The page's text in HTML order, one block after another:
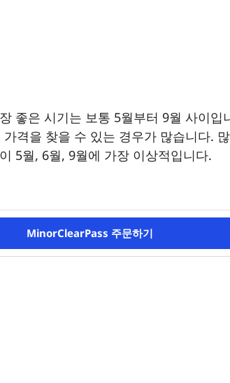
좋은 시기는 보통 5월부터 9월 사이입
격을 찾을 수 있는 경우가 많습니다.
5월, 6월, 9월에 가장 이상적입니다.
MinorClearPass 주문하기